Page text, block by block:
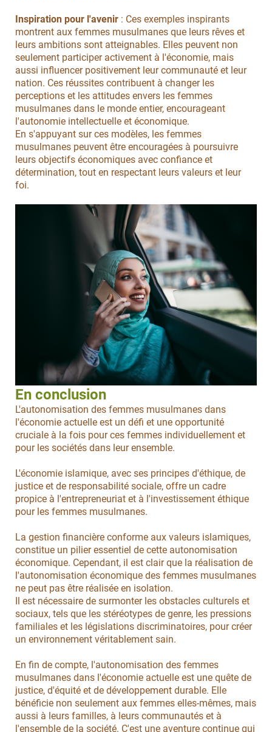
Inspiration pour l'avenir : Ces exemples inspirants
montrent aux femmes musulmanes que leurs rêves et
leurs ambitions sont atteignables. Elles peuvent non
seulement participer activement à l'économie, mais
aussi influencer positivement leur communauté et leur
nation. Ces réussites contribuent à changer les
perceptions et les attitudes envers les femmes
musulmanes dans le monde entier, encourageant
l'autonomie intellectuelle et économique.
En s'appuyant sur ces modèles, les femmes
musulmanes peuvent être encouragées à poursuivre
leurs objectifs économiques avec confiance et
détermination, tout en respectant leurs valeurs et leur
foi.
En conclusion
L'autonomisation des femmes musulmanes dans
l'économie actuelle est un défi et une opportunité
cruciale à la fois pour ces femmes individuellement et
pour les sociétés dans leur ensemble.
L'économie islamique, avec ses principes d'éthique, de
justice et de responsabilité sociale, offre un cadre
propice à l'entrepreneuriat et à l'investissement éthique
pour les femmes musulmanes.
La gestion financière conforme aux valeurs islamiques,
constitue un pilier essentiel de cette autonomisation
économique. Cependant, il est clair que la réalisation de
l'autonomisation économique des femmes musulmanes
ne peut pas être réalisée en isolation.
Il est nécessaire de surmonter les obstacles culturels et
sociaux, tels que les stéréotypes de genre, les pressions
familiales et les législations discriminatoires, pour créer
un environnement véritablement sain.
En fin de compte, l'autonomisation des femmes
musulmanes dans l'économie actuelle est une quête de
justice, d'équité et de développement durable. Elle
bénéficie non seulement aux femmes elles-mêmes, mais
aussi à leurs familles, à leurs communautés et à
l'ensemble de la société. C'est une aventure continue qui